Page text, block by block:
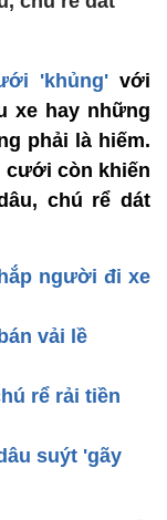
'khủng' với
xe hay những
phải là hiếm.
cưới còn khiến
chú rể dát
người đi xe
vải lề
rể rải tiền
suýt 'gãy